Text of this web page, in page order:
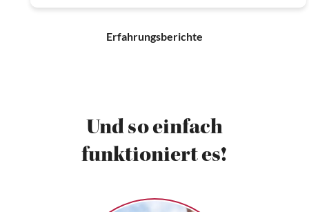
Erfahrungsberichte
Und so einfach
funktioniert es!